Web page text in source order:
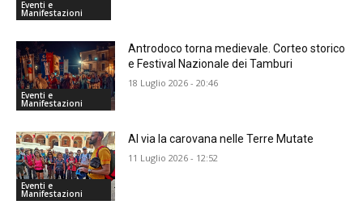
Eventi e
Manifestazioni
Eventi e
Manifestazioni
Antrodoco torna medievale. Corteo storico
e Festival Nazionale dei Tamburi
18 Luglio 2026 - 20:46
Eventi e
Manifestazioni
Al via la carovana nelle Terre Mutate
11 Luglio 2026 - 12:52